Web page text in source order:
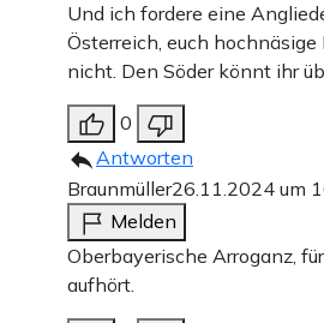
Und ich fordere eine
Österreich, euch hochnäsige
nicht. Den Söder könnt ihr
0
Antworten
Braunmüller26.11.2024 um
Melden
Oberbayerische Arroganz,
aufhört.